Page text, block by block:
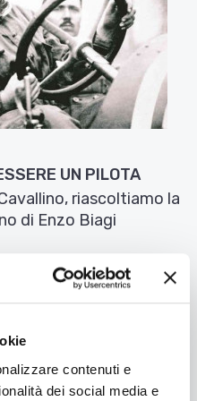
contenuti e
dei social media e
]
UN PILOTA
riascoltiamo la
di Enzo Biagi